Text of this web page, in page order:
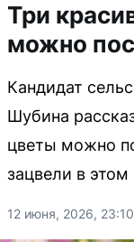
Три
можно
Кандидат
Шубина
цветы можно
зацвели в этом
12 июня, 2026, 23:10